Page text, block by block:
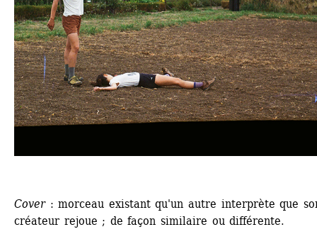
Cover : morceau existant qu'un autre interprète que
créateur rejoue ; de façon similaire ou différente.